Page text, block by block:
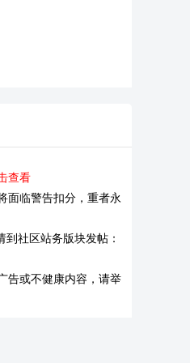
查看
面临警告扣分，重者永
社区站务版块发帖：
告或不健康内容，请举